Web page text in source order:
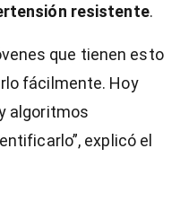
resistente.
que tienen esto
fácilmente. Hoy
algoritmos
explicó el